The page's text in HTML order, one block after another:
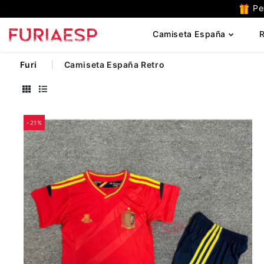
Camiseta España
Furi Camiseta España Retro
-21%